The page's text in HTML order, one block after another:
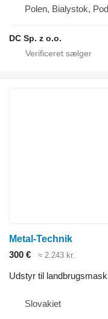
Polen, Bialystok,
DC Sp. z o.o.
Metal-Technik
300 €
≈ 2.243 kr.
Udstyr til
Slovakiet